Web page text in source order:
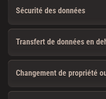
Sécurité des données
Transfert de données en
Changement de propriété